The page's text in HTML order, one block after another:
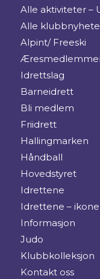
Alle aktiviteter –
Alle
Alpint/ Freeski
Idrettslag
Barneidrett
Bli medlem
Friidrett
Hallingmarken
Håndball
Hovedstyret
Idrettene
Idrettene –
Informasjon
Judo
Klubbkolleksjon
Kontakt oss